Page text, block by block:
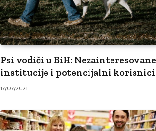
Psi vodiči u BiH: Nezainteresovane
institucije i potencijalni korisnici
17/07/2021